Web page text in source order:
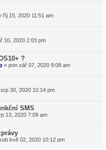
říj 15, 2020 11:51 am
10, 2020 2:03 pm
?
« pon zář 07, 2020 9:08 am
30, 2020 10:14 pm
SMS
13, 2020 7:09 am
kvě 02, 2020 10:12 pm